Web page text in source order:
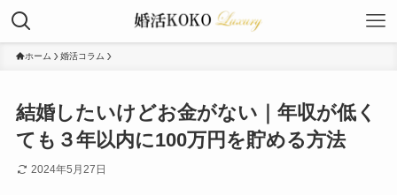
ホーム 婚活コラム
結婚したいけどお金がない｜年収が低く
ても３年以内に100万円を貯める方法
2024年5月27日